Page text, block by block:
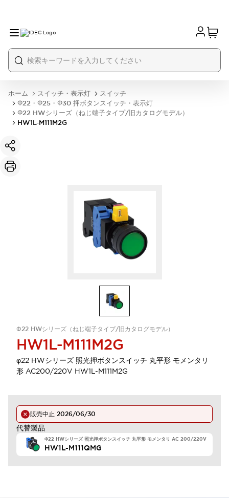
ホーム スイッチ・表示灯
スイッチ
Φ22・Φ25・Φ30 押ボタンスイッチ・表示灯
Φ22 HWシリーズ（ねじ端子タイプ/旧カタログモデル）
HW1L-M111M2G
Φ22 HWシリーズ（ねじ端子タイプ/旧カタログモデル）
HW1L-M111M2G
φ22 HWシリーズ 照光押ボタンスイッチ 丸平形 モメンタリ
形 AC200/220V HW1L-M111M2G
販売中止 2026/06/30
代替製品
Φ22 HWシリーズ 照光押ボタンスイッチ 丸平形 モメンタリ AC 200/220V
HW1L-M111QMG